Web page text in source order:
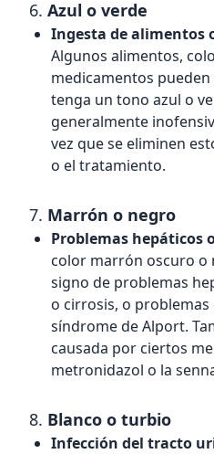
6. Azul o verde
Ingesta de alimentos
Algunos alimentos,
medicamentos
tenga un tono azul o
generalmente
vez que se eliminen
o el tratamiento.
7. Marrón o negro
Problemas hepáticos
color marrón oscuro o
signo de problemas
o cirrosis, o problemas
síndrome de Alport.
causada por ciertos
metronidazol o la
8. Blanco o turbio
Infección del tracto